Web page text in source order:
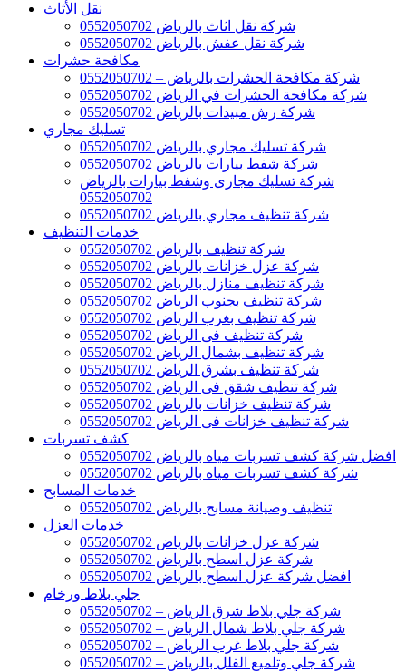
نقل الأثاث
شركة نقل اثاث بالرياض 0552050702
شركة نقل عفش بالرياض 0552050702
مكافحة حشرات
شركة مكافحة الحشرات بالرياض – 0552050702
شركة مكافحة الحشرات في الرياض 0552050702
شركة رش مبيدات بالرياض 0552050702
تسليك مجاري
شركة تسليك مجاري بالرياض 0552050702
شركة شفط بيارات بالرياض 0552050702
شركة تسليك مجارى وشفط بيارات بالرياض
0552050702
شركة تنظيف مجاري بالرياض 0552050702
خدمات التنظيف
شركة تنظيف بالرياض 0552050702
شركة عزل خزانات بالرياض 0552050702
شركة تنظيف منازل بالرياض 0552050702
شركة تنظيف بجنوب الرياض 0552050702
شركة تنظيف بغرب الرياض 0552050702
شركة تنظيف فى الرياض 0552050702
شركة تنظيف بشمال الرياض 0552050702
شركة تنظيف بشرق الرياض 0552050702
شركة تنظيف شقق فى الرياض 0552050702
شركة تنظيف خزانات بالرياض 0552050702
شركة تنظيف خزانات فى الرياض 0552050702
كشف تسربات
افضل شركة كشف تسربات مياه بالرياض 0552050702
شركة كشف تسربات مياه بالرياض 0552050702
خدمات المسابح
تنظيف وصيانة مسابح بالرياض 0552050702
خدمات العزل
شركة عزل خزانات بالرياض 0552050702
شركة عزل اسطح بالرياض 0552050702
افضل شركة عزل اسطح بالرياض 0552050702
جلي بلاط ورخام
شركة جلي بلاط شرق الرياض – 0552050702
شركة جلي بلاط شمال الرياض – 0552050702
شركة جلي بلاط غرب الرياض – 0552050702
شركة جلي وتلميع الفلل بالرياض – 0552050702